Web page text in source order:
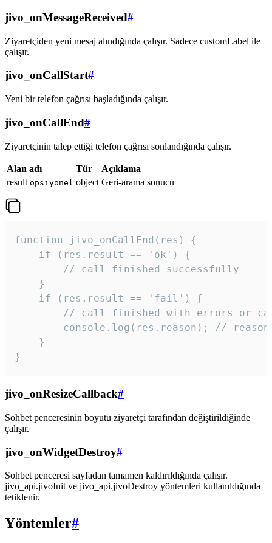
jivo_onMessageReceived#
Ziyaretçiden yeni mesaj alındığında çalışır. Sadece customLabel ile
çalışır.
jivo_onCallStart#
Yeni bir telefon çağrısı başladığında çalışır.
jivo_onCallEnd#
Ziyaretçinin talep ettiği telefon çağrısı sonlandığında çalışır.
Alan adı Tür
Açıklama
result opsiyonel object Geri-arama sonucu
function jivo_onCallEnd(res) {
    if (res.result == 'ok') {
        // call finished successfully
    }
    if (res.result == 'fail') {
// call finished with errors or
console.log(res.reason); //
    }
}
jivo_onResizeCallback#
Sohbet penceresinin boyutu ziyaretçi tarafından değiştirildiğinde
çalışır.
jivo_onWidgetDestroy#
Sohbet penceresi sayfadan tamamen kaldırıldığında çalışır.
jivo_api.jivoInit ve jivo_api.jivoDestroy yöntemleri kullanıldığında
tetiklenir.
Yöntemler#